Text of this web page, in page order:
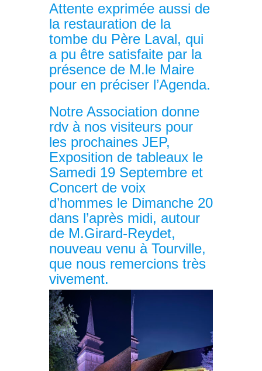
Attente exprimée aussi de
la restauration de la
tombe du Père Laval, qui
a pu être satisfaite par la
présence de M.le Maire
pour en préciser l’Agenda.
Notre Association donne
rdv à nos visiteurs pour
les prochaines JEP,
Exposition de tableaux le
Samedi 19 Septembre et
Concert de voix
d’hommes le Dimanche 20
dans l’après midi, autour
de M.Girard-Reydet,
nouveau venu à Tourville,
que nous remercions très
vivement.